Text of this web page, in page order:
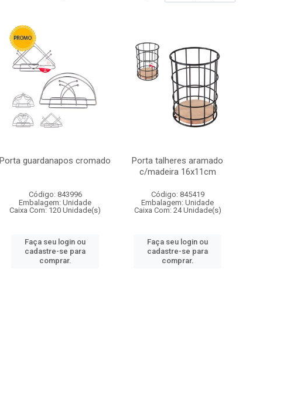
Porta guardanapos cromado
Código: 843996
Embalagem: Unidade
Caixa Com: 120 Unidade(s)
Faça seu login ou
cadastre-se para
comprar.
Porta talheres aramado
c/madeira 16x11cm
Código: 845419
Embalagem: Unidade
Caixa Com: 24 Unidade(s)
Faça seu login ou
cadastre-se para
comprar.